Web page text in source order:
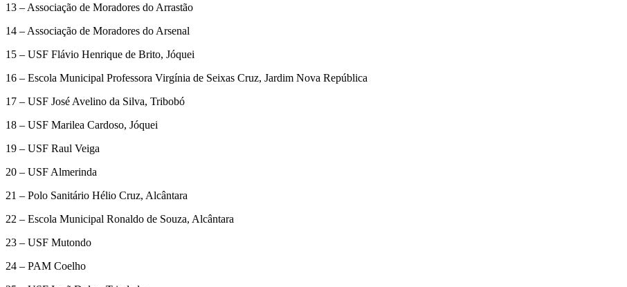
13 – Associação de Moradores do Arrastão
14 – Associação de Moradores do Arsenal
15 – USF Flávio Henrique de Brito, Jóquei
16 – Escola Municipal Professora Virgínia de Seixas Cruz, Jardim Nova República
17 – USF José Avelino da Silva, Tribobó
18 – USF Marilea Cardoso, Jóquei
19 – USF Raul Veiga
20 – USF Almerinda
21 – Polo Sanitário Hélio Cruz, Alcântara
22 – Escola Municipal Ronaldo de Souza, Alcântara
23 – USF Mutondo
24 – PAM Coelho